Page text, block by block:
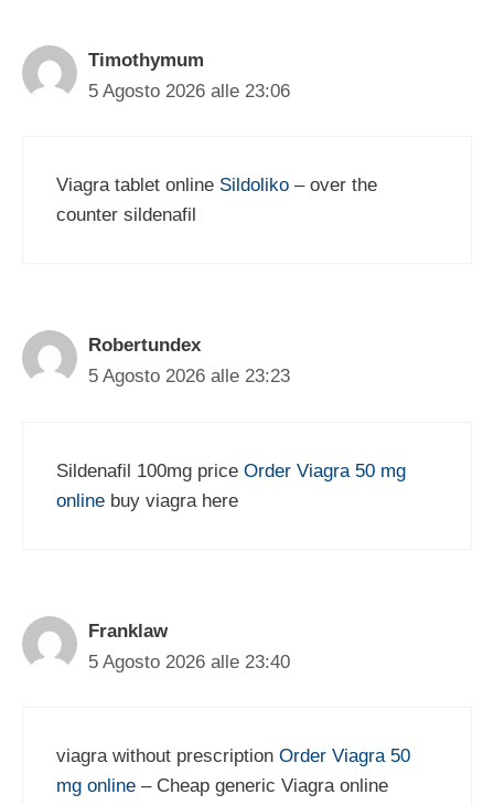
Timothymum
5 Agosto 2026 alle 23:06
Viagra tablet online Sildoliko – over the
counter sildenafil
Robertundex
5 Agosto 2026 alle 23:23
Sildenafil 100mg price Order Viagra 50 mg
online buy viagra here
Franklaw
5 Agosto 2026 alle 23:40
viagra without prescription Order Viagra 50
mg online – Cheap generic Viagra online